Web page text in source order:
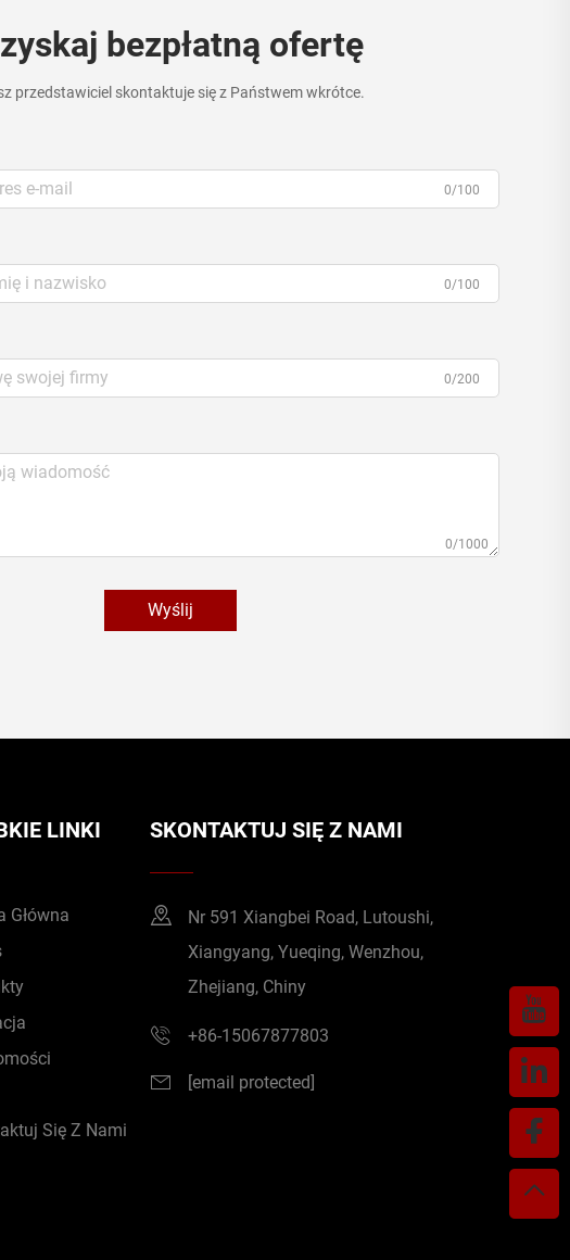
bezpłatną ofertę
przedstawiciel skontaktuje się z Państwem wkrótce.
0/100
0/100
0/200
0/1000
Wyślij
LINKI
Główna
Się Z Nami
SKONTAKTUJ SIĘ Z NAMI
Nr 591 Xiangbei Road, Lutoushi,
Xiangyang, Yueqing, Wenzhou,
Zhejiang, Chiny
+86-15067877803
[email protected]